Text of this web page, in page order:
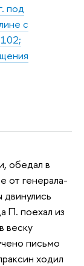
под
с
обедал в
от генерала-
П. поехал из
веску
письмо
ходил